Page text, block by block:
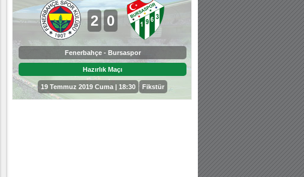
Teksas tribününden Sadettin Çetinoğlu'nu
2 0
Fenerbahçe - Bursaspor
Hazırlık Maçı
19 Temmuz 2019 Cuma | 18:30 Fikstür
0 3
Bursaspor - Sepahan
Hazırlık Maçı
25 Temmuz 2019 Perşembe |